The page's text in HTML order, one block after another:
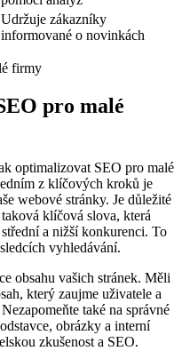
Udržuje zákazníky
informované o novinkách
pro malé
optimalizovat SEO pro malé
z klíčových kroků je
webové stránky. Je důležité
klíčová slova, která
a nižší konkurenci. To
vyhledávání.
obsahu vašich stránek. Měli
který zaujme uživatele a
také na správné
obrázky a interní
zkušenost a SEO.